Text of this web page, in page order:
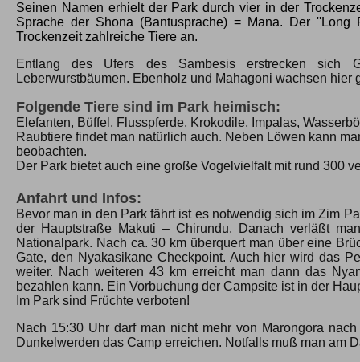
Seinen Namen erhielt der Park durch vier in der
Sprache der Shona (Bantusprache) = Mana. Der
Trockenzeit zahlreiche Tiere an.
Entlang des Ufers des Sambesis erstrecken sich
Leberwurstbäumen. Ebenholz und Mahagoni wachsen hier
Folgende Tiere sind im Park heimisch:
Elefanten, Büffel, Flusspferde, Krokodile, Impalas,
Raubtiere findet man natürlich auch. Neben Löwen kann
beobachten.
Der Park bietet auch eine große Vogelvielfalt mit rund 300
Anfahrt und Infos:
Bevor man in den Park fährt ist es notwendig sich im Zim
der Hauptstraße Makuti – Chirundu. Danach verläßt
Nationalpark. Nach ca. 30 km überquert man über eine
Gate, den Nyakasikane Checkpoint. Auch hier wird das
weiter. Nach weiteren 43 km erreicht man dann das
bezahlen kann. Ein Vorbuchung der Campsite ist in der
Im Park sind Früchte verboten!
Nach 15:30 Uhr darf man nicht mehr von Marongora
Dunkelwerden das Camp erreichen. Notfalls muß man am